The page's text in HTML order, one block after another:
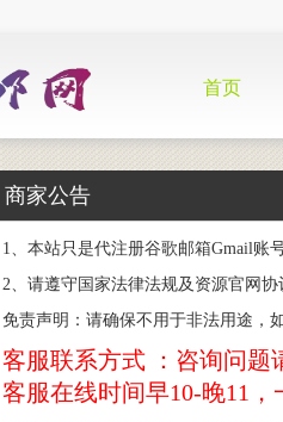
首页
商家公告
1、本站只是代注册谷歌邮箱Gmail账
2、请遵守国家法律法规及资源官网
免责声明：请确保不用于非法用途，
客服联系方式 ：咨询问题
客服在线时间早10-晚11，